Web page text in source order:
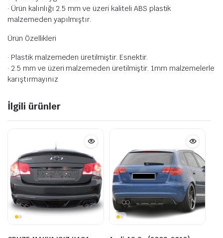
· Ürün kalınlığı 2.5 mm ve üzeri kaliteli ABS plastik
malzemeden yapılmıştır.
Ürün Özellikleri
· Plastik malzemeden üretilmiştir. Esnektir.
· 2.5 mm ve üzeri malzemeden üretilmiştir. 1mm malzemelerle
karıştırmayınız
İlgili ürünler